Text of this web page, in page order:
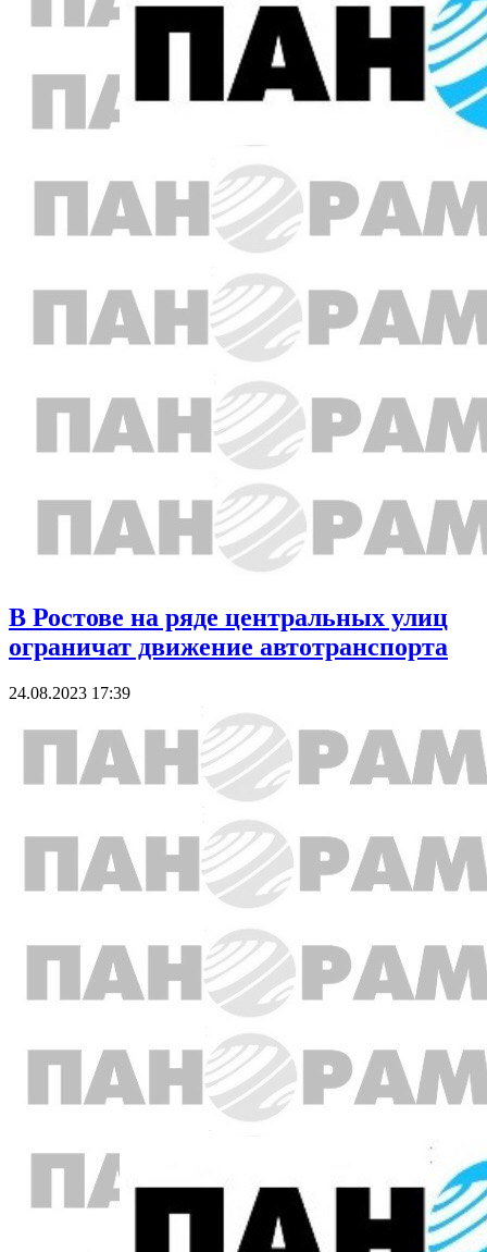
В Ростове на ряде центральных улиц
ограничат движение автотранспорта
24.08.2023 17:39